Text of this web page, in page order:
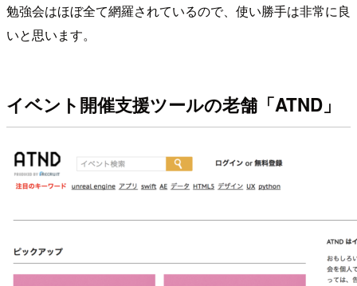
勉強会はほぼ全て網羅されているので、使い勝手は非常に良
いと思います。
イベント開催支援ツールの老舗「ATND」